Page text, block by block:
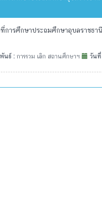
การศึกษาประถมศึกษาอุบลราชธา
นธ์ : การรวม เลิก สถานศึกษาฯ วันที่